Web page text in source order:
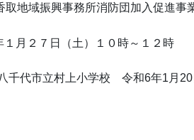
取地域振興事務所消防団加入促進事
１月２７日（土）１０時～１２時
千代市立村上小学校 令和6年1月20